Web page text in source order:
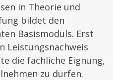
in Theorie und
bildet den
Basismoduls. Erst
Leistungsnachweis
die fachliche Eignung,
zu dürfen.